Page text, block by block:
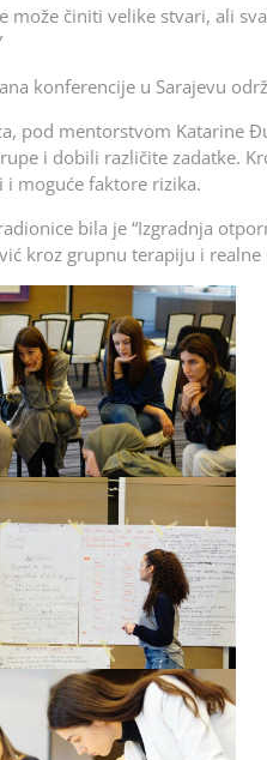
može činiti velike stvari, ali
konferencije u Sarajevu
pod mentorstvom Katarine
i dobili različite zadatke.
i moguće faktore rizika.
bila je “Izgradnja
kroz grupnu terapiju i